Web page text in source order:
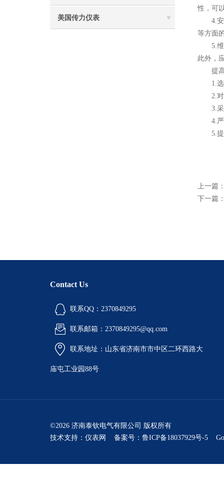
美国传力仪表
性，可
4.安全
等方面
5.维护
此外，
提高
1.选用
2.对传
3.采用
4.严格
5.提供
上一篇
下一篇
Contact Us
联系QQ：2370849295
联系邮箱：2370849295@qq.com
联系地址：山东省济南市市中区二环西路大
庙屯工业园88号
©2026 济南泰钦电气有限公司 版权所有
技术支持： 仪表网 备案号：鲁ICP备18037929号-5